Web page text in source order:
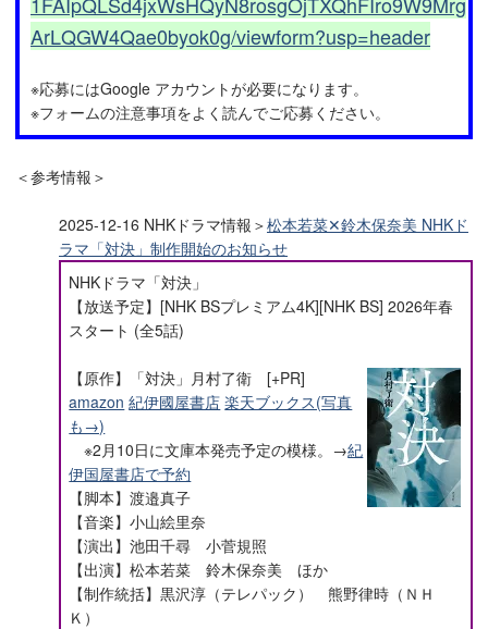
ArLQGW4Qae0byok0g/viewform?usp=header
※応募にはGoogle アカウントが必要になります。
※フォームの注意事項をよく読んでご応募ください。
＜参考情報＞
2025-12-16 NHKドラマ情報＞松本若菜✕鈴木保奈美 NHKド
ラマ「対決」制作開始のお知らせ
NHKドラマ「対決」
【放送予定】[NHK BSプレミアム4K][NHK BS] 2026年春
スタート (全5話)
【原作】「対決」月村了衛 [+PR]
amazon 紀伊國屋書店 楽天ブックス(写真
も→)
※2月10日に文庫本発売予定の模様。→紀
伊国屋書店で予約
【脚本】渡邉真子
【音楽】小山絵里奈
【演出】池田千尋 小菅規照
【出演】松本若菜 鈴木保奈美 ほか
【制作統括】黒沢淳（テレパック） 熊野律時（ＮＨ
Ｋ）